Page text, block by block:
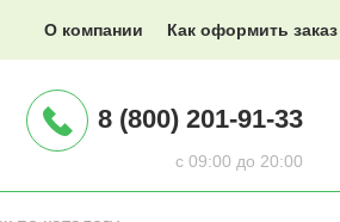
info@XXX.ru
О компании Как оформить заказ
с 09:00 до 20:00
8 (800) 201-91-33